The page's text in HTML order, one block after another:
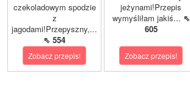
czekoladowym spodzie
z
jagodami!Przepyszny,...
⇖ 554
Zobacz przepis!
jeżynami!Przepis
wymyśliłam jakiś... ⇖
605
Zobacz przepis!